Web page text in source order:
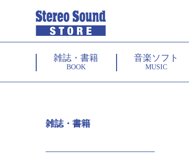
雑誌・書籍
BOOK
音楽ソフト
MUSIC
雑誌・書籍